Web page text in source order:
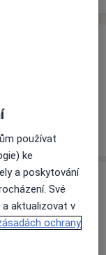
k dispozici
používat
ke
a poskytování
Své
aktualizovat v
ochrany